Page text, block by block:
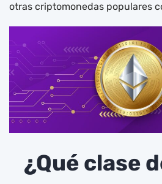
otras criptomonedas populares
¿Qué clase